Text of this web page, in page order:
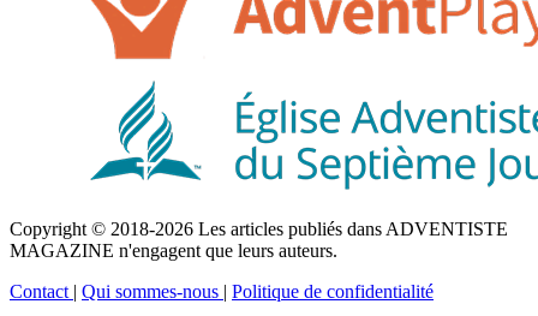
Copyright © 2018-2026 Les articles publiés dans ADVENTISTE
MAGAZINE n'engagent que leurs auteurs.
Contact | Qui sommes-nous | Politique de confidentialité